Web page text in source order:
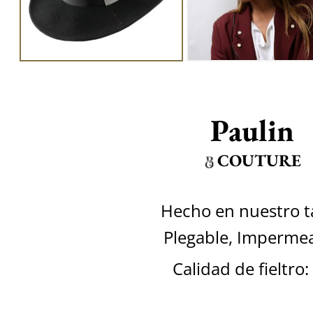
Paulin
COUTURE
Hecho en nuestro
Plegable,
Calidad de fieltro: